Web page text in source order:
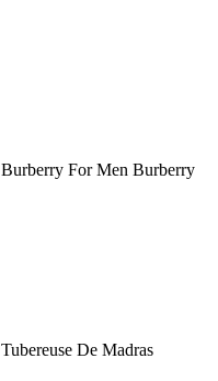
Burberry For Men Burberry
Tubereuse De Madras